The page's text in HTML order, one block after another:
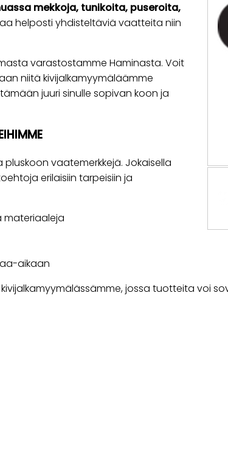
mekkoja, tunikoita, puseroita,
helposti yhdisteltäviä vaatteita niin
varastostamme Haminasta. Voit
niitä kivijalkamyymäläämme
juuri sinulle sopivan koon ja
pluskoon vaatemerkkejä. Jokaisella
erilaisiin tarpeisiin ja
materiaaleja
aikaan
jossa tuotteita voi